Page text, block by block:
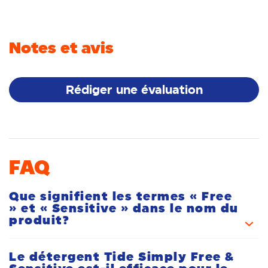
Notes et avis
Rédiger une évaluation
FAQ
Que signifient les termes « Free
» et « Sensitive » dans le nom du
produit?
R: « Free » signifie que Tide Simply Free & Sensitive
Le détergent Tide Simply Free &